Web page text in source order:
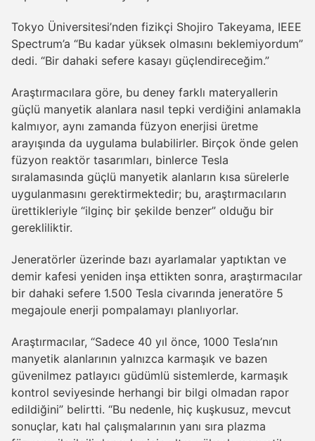
Tokyo Üniversitesi’nden fizikçi Shojiro Takeyama, IEEE
Spectrum’a “Bu kadar yüksek olmasını beklemiyordum”
dedi. “Bir dahaki sefere kasayı güçlendireceğim.”
Araştırmacılara göre, bu deney farklı materyallerin
güçlü manyetik alanlara nasıl tepki verdiğini anlamakla
kalmıyor, aynı zamanda füzyon enerjisi üretme
arayışında da uygulama bulabilirler. Birçok önde gelen
füzyon reaktör tasarımları, binlerce Tesla
sıralamasında güçlü manyetik alanların kısa sürelerle
uygulanmasını gerektirmektedir; bu, araştırmacıların
ürettikleriyle “ilginç bir şekilde benzer” olduğu bir
gerekliliktir.
Jeneratörler üzerinde bazı ayarlamalar yaptıktan ve
demir kafesi yeniden inşa ettikten sonra, araştırmacılar
bir dahaki sefere 1.500 Tesla civarında jeneratöre 5
megajoule enerji pompalamayı planlıyorlar.
Araştırmacılar, “Sadece 40 yıl önce, 1000 Tesla’nın
manyetik alanlarının yalnızca karmaşık ve bazen
güvenilmez patlayıcı güdümlü sistemlerde, karmaşık
kontrol seviyesinde herhangi bir bilgi olmadan rapor
edildiğini” belirtti. “Bu nedenle, hiç kuşkusuz, mevcut
sonuçlar, katı hal çalışmalarının yanı sıra plazma